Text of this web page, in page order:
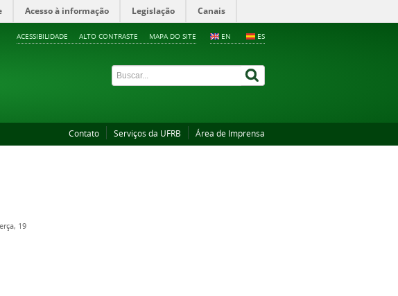
Acesso à informação Legislação Canais
EN ES
ACESSIBILIDADE ALTO CONTRASTE MAPA DO SITE
Contato Serviços da UFRB Área de Imprensa
19